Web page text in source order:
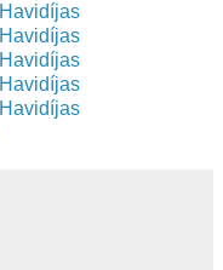
Havidíjas
Havidíjas
Havidíjas
Havidíjas
Havidíjas